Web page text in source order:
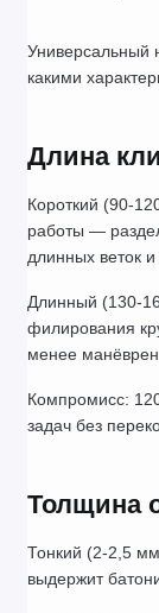
Универсальный
какими
Длина
Короткий (90-
работы —
длинных веток
Длинный (130-
филирования
менее
Компромисс:
задач без
Толщина
Тонкий (2-2,5
выдержит